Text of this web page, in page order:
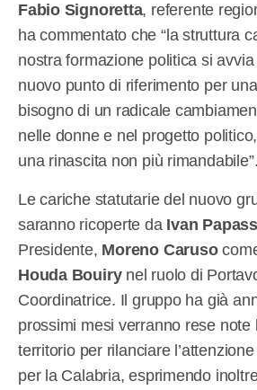
Fabio Signoretta, referente
ha commentato che “la struttura
nostra formazione politica si
nuovo punto di riferimento per
bisogno di un radicale
nelle donne e nel progetto
una rinascita non più rimandabile”.
Le cariche statutarie del nuovo
saranno ricoperte da Ivan
Presidente, Moreno Caruso
Houda Bouirynel ruolo di
Coordinatrice. Il gruppo ha già
prossimi mesi verranno rese note
territorio per rilanciare
per la Calabria, esprimendo